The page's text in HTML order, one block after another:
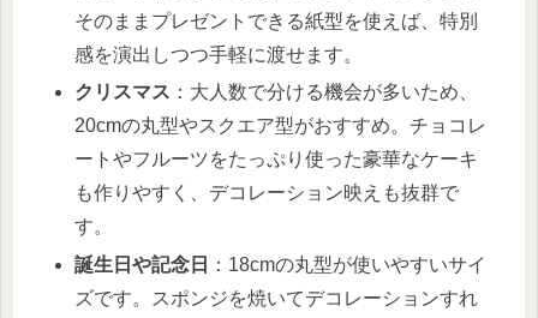
そのままプレゼントできる紙型を使えば、特別
感を演出しつつ手軽に渡せます。
クリスマス ：大人数で分ける機会が多いため、
20cmの丸型やスクエア型がおすすめ。チョコレ
ートやフルーツをたっぷり使った豪華なケーキ
も作りやすく、デコレーション映えも抜群で
す。
誕生日や記念日
：18cmの丸型が使いやすいサイ
ズです。スポンジを焼いてデコレーションすれ